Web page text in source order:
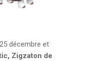
décembre et
Zigzaton de